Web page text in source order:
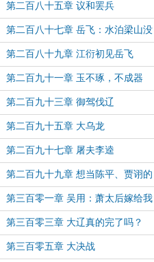
第二百八十五章 议和罢兵
第二百八十七章 岳飞：水泊梁山没
让我失望！
第二百八十九章 江衍初见岳飞
第二百九十一章 玉不琢，不成器
第二百九十三章 御驾伐辽
第二百九十五章 大乌龙
第二百九十七章 屠夫李逵
第二百九十九章 想当陈平、贾诩的
吴用
第三百零一章 吴用：萧太后嫁给我
家国公为妾
第三百零三章 大辽真的完了吗？
第三百零五章 大决战